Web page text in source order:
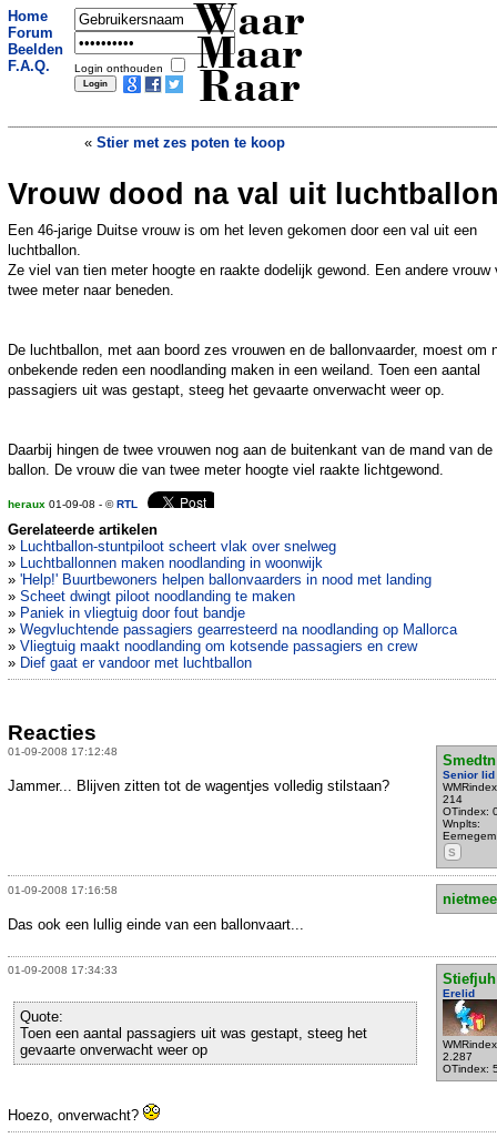
Home
Forum
Beelden
F.A.Q.
Login onthouden
Waar
Maar
Raar
« Stier met zes poten te koop
Britse 'smaken' verkrijgbaar als ijsje»
Vrouw dood na val uit
Een 46-jarige Duitse vrouw is om het leven gekomen door een val uit een
luchtballon.
Ze viel van tien meter hoogte en raakte dodelijk gewond. Een andere vrouw
twee meter naar beneden.
De luchtballon, met aan boord zes vrouwen en de ballonvaarder, moest om
onbekende reden een noodlanding maken in een weiland. Toen een aantal
passagiers uit was gestapt, steeg het gevaarte onverwacht weer op.
Daarbij hingen de twee vrouwen nog aan de buitenkant van de mand van de
ballon. De vrouw die van twee meter hoogte viel raakte lichtgewond.
heraux 01-09-08 - ©RTL
Gerelateerde artikelen
» Luchtballon-stuntpiloot scheert vlak over snelweg
» Luchtballonnen maken noodlanding in woonwijk
» 'Help!' Buurtbewoners helpen ballonvaarders in nood met landing
» Scheet dwingt piloot noodlanding te maken
» Paniek in vliegtuig door fout bandje
» Wegvluchtende passagiers gearresteerd na noodlanding op Mallorca
» Vliegtuig maakt noodlanding om kotsende passagiers en crew
» Dief gaat er vandoor met luchtballon
Reacties
01-09-2008 17:12:48
Smedtn
Senior lid
214
OTindex:
Wnplts:
Eernegem
S
Jammer... Blijven zitten tot de wagentjes volledig stilstaan?
01-09-2008 17:16:58
Das ook een lullig einde van een ballonvaart...
01-09-2008 17:34:33
Stiefjuh
Erelid
2.287
OTindex:
Quote:
Toen een aantal passagiers uit was gestapt, steeg het
gevaarte onverwacht weer op
Hoezo, onverwacht?